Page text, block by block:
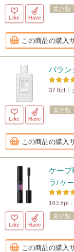
Like Have
未分類
この商品の購入
バラン
37.8pt
Like Have
未分類
この商品の購入
ケープ
ラ/ ケ
163.6pt
Like Have
未分類
この商品の購入